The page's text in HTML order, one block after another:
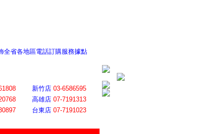
全省各地區電話訂購服務據點
新竹店 03-6586595
高雄店 07-7191313
台東店 07-7191023